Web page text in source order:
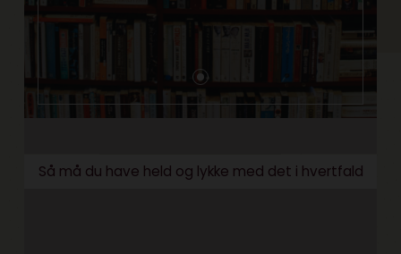
Så må du have held og lykke med det i hvertfald